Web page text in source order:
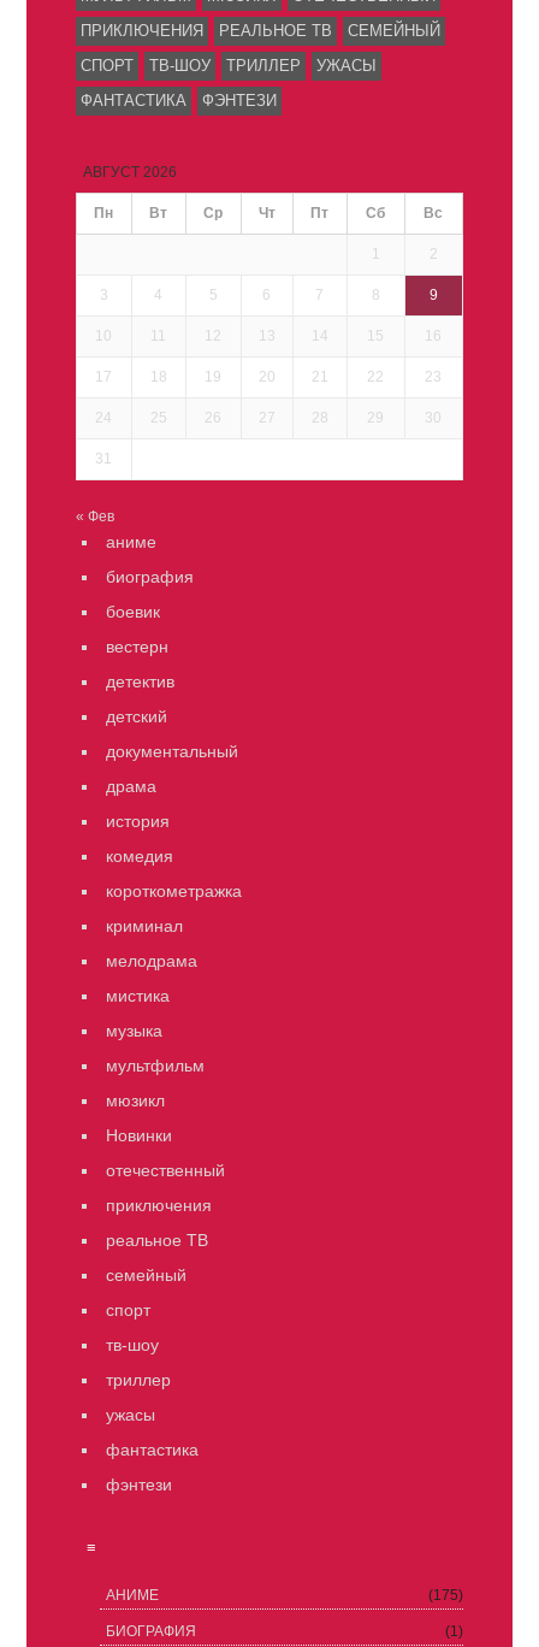
ПРИКЛЮЧЕНИЯ
РЕАЛЬНОЕ ТВ
СЕМЕЙНЫЙ
СПОРТ
ТВ-ШОУ ТРИЛЛЕР
УЖАСЫ
ФАНТАСТИКА
ФЭНТЕЗИ
АВГУСТ 2026
Пн Вт Ср Чт Пт Сб Вс
1 2
3 4 5 6 7 8 9
10 11 12 13 14 15 16
17 18 19 20 21 22 23
24 25 26 27 28 29 30
31
« Фев
аниме
биография
боевик
вестерн
детектив
детский
документальный
драма
история
комедия
короткометражка
криминал
мелодрама
мистика
музыка
мультфильм
мюзикл
Новинки
отечественный
приключения
реальное ТВ
семейный
спорт
тв-шоу
триллер
ужасы
фантастика
фэнтези
≡
АНИМЕ (175)
БИОГРАФИЯ (1)